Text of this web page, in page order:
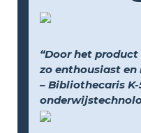
“Door het
zo enthousiast en
– Bibliothecaris